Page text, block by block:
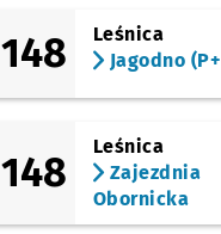
(Gubińska)
Chociebuska (C. K.
Nowy Pafawag)
(Krzyżówka)
(TAT)
Nowodworska
148
Leśnica
Jagodno
148
Leśnica
Zajezdnia
Obornicka